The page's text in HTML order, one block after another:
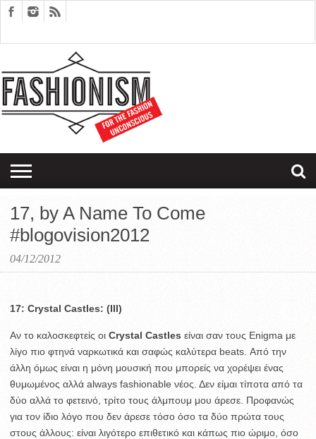
EDITORIALS
COUPLES
THERAPY
SARTORIAGRAM
17, by A Name To Come
#blogovision2012
04/12/2012
17: Crystal Castles: (III)
Αν το καλοσκεφτείς οι Crystal Castles είναι σαν τους Enigma με
λίγο πιο φτηνά ναρκωτικά και σαφώς καλύτερα beats. Από την
άλλη όμως είναι η μόνη μουσική που μπορείς να χορέψει ένας
θυμωμένος αλλά always fashionable νέος. Δεν είμαι τίποτα από τα
δύο αλλά το φετεινό, τρίτο τους άλμπουμ μου άρεσε. Προφανώς
για τον ίδιο λόγο που δεν άρεσε τόσο όσο τα δύο πρώτα τους
στους άλλους: είναι λιγότερο επιθετικό και κάπως πιο ώριμο, όσο